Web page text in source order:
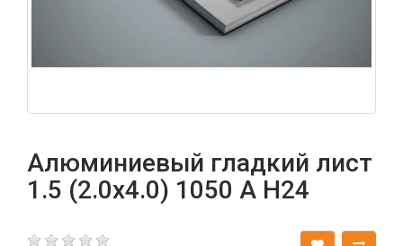
Алюминиевый гладкий лист
1.5 (2.0х4.0) 1050 А Н24